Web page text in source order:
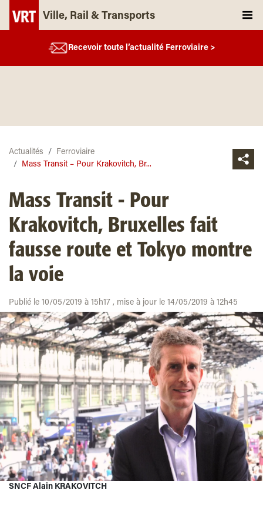
Ville, Rail & Transports
Recevoir toute l’actualité Ferroviaire >
Actualités
Ferroviaire
Mass Transit – Pour Krakovitch, Br...
Mass Transit - Pour
Krakovitch, Bruxelles fait
fausse route et Tokyo montre
la voie
Publié le 10/05/2019 à 15h17 , mise à jour le 14/05/2019 à 12h45
SNCF Alain KRAKOVITCH